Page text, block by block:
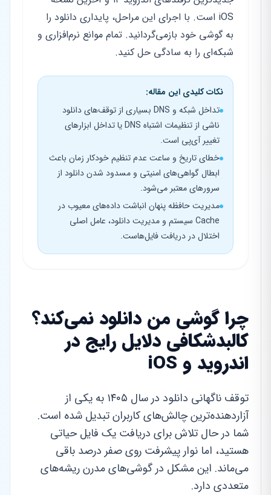
iOS است. با اجرای این مراحل، پایداری دانلود را
به گوشی خود بازمی‌گردانید. تمام موانع نرم‌افزاری و
شبکه‌ای را به سادگی حل کنید.
نکات کلیدی این مقاله:
تداخل شبکه و DNS بسیاری از توقف‌های دانلود
ناشی از تنظیمات اشتباه DNS یا تداخل ابزارهای
تغییر آی‌پی است.
خطای تاریخ و ساعت عدم تنظیم خودکار زمان باعث
ابطال گواهی‌های امنیتی و مسدود شدن دانلود از
سرورهای معتبر می‌شود.
مدیریت حافظه پنهان انباشت داده‌های معیوب در
Cache سیستم و مدیریت دانلود، عامل اصلی
اختلال در دریافت فایل‌هاست.
چرا گوشی من دانلود نمی‌کند؟
کالبدشکافی دلایل رایج در
اندروید و iOS
توقف ناگهانی دانلود در سال ۱۴۰۵ به یکی از
آزاردهنده‌ترین چالش‌های کاربران تبدیل شده است.
شما در حال تلاش برای دریافت یک فایل حیاتی
هستید، اما نوار پیشرفت روی صفر درصد باقی
می‌ماند. این مشکل در گوشی‌های مدرن ریشه‌های
متعددی دارد.